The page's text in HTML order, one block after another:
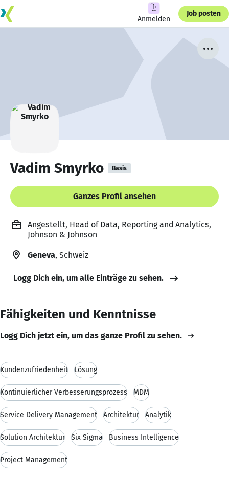
Anmelden
Job posten
Vadim Smyrko Basis
Ganzes Profil ansehen
Angestellt, Head of Data, Reporting and Analytics,
Johnson & Johnson
Geneva, Schweiz
Logg Dich ein, um alle Einträge zu sehen.
Fähigkeiten und Kenntnisse
Logg Dich jetzt ein, um das ganze Profil zu sehen.
Kundenzufriedenheit Lösung
Kontinuierlicher Verbesserungsprozess MDM
Service Delivery Management Architektur Analytik
Solution Architektur Six Sigma Business Intelligence
Project Management